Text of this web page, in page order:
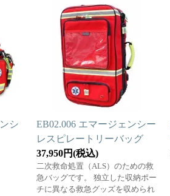
シ
EB02.006 エマージェンシー
レスピレートリーバッグ
37,950円(税込)
二次救命処置（ALS）のための救
急バッグです。 独立した収納ポー
チに異なる救急グッズを収められ